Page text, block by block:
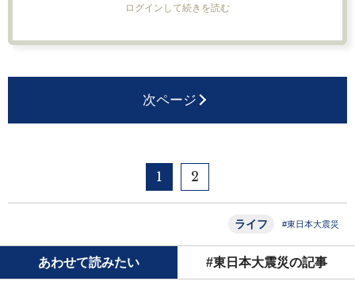
ログインして続きを読む
次ページ
1 2
ライフ #東日本大震災
あわせて読みたい #東日本大震災の記事